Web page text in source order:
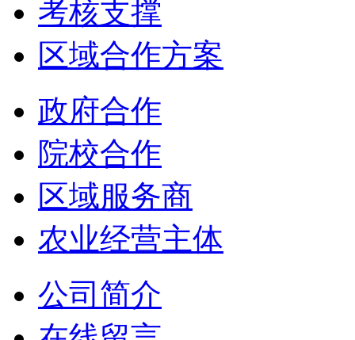
考核支撑
区域合作方案
政府合作
院校合作
区域服务商
农业经营主体
公司简介